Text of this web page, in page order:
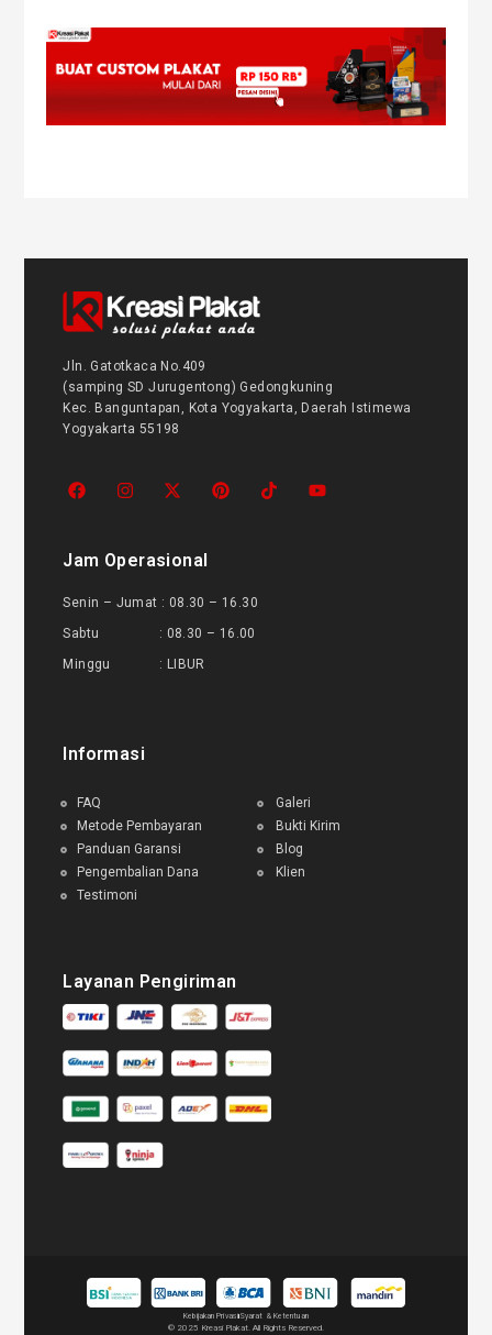
Jln. Gatotkaca No.409
(samping SD Jurugentong) Gedongkuning
Kec. Banguntapan, Kota Yogyakarta, Daerah Istimewa
Yogyakarta 55198
Jam Operasional
Senin – Jumat : 08.30 – 16.30
Sabtu : 08.30 – 16.00
Minggu : LIBUR
Informasi
FAQ
Metode Pembayaran
Panduan Garansi
Pengembalian Dana
Testimoni
Galeri
Bukti Kirim
Blog
Klien
Layanan Pengiriman
Kebijakan PrivasiSyarat & Ketentuan
© 2025 Kreasi Plakat. All Rights Reserved.